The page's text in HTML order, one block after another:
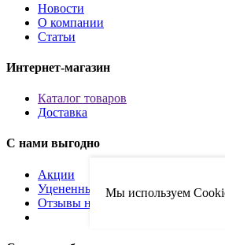
Новости
О компании
Статьи
Интернет-магазин
Каталог товаров
Доставка
С нами выгодно
Акции
Уцененные товары
Отзывы наших клиентов
Мы используем